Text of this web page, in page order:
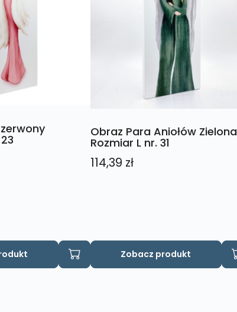
Obraz Para Aniołów Zielona
Rozmiar L nr. 31
114,39 zł
Zobacz produkt